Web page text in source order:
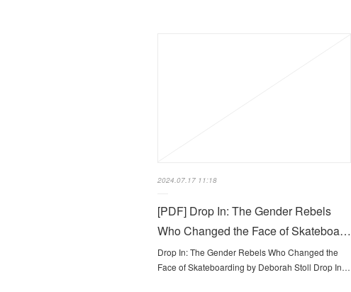
2024.07.17 11:18
[PDF] Drop In: The Gender Rebels
Who Changed the Face of Skateboa…
Drop In: The Gender Rebels Who Changed the
Face of Skateboarding by Deborah Stoll Drop In…